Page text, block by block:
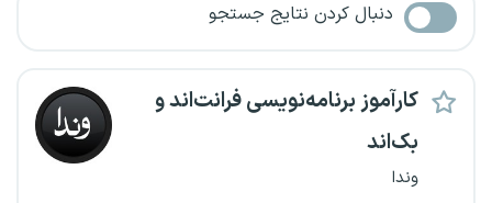
دنبال کردن نتایج جستجو
کارآموز برنامه‌نویسی فرانت‌اند و
بک‌اند
وندا